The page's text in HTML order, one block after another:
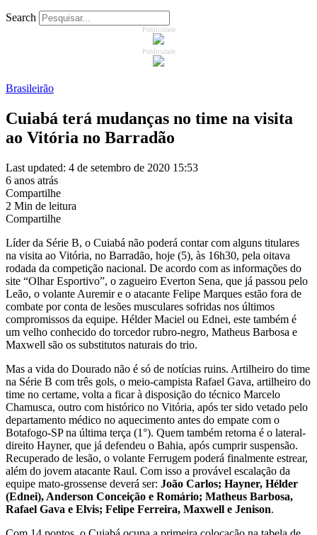
Search
Publicidade
Publicidade
Brasileirão
Cuiabá terá mudanças no time na visita
ao Vitória no Barradão
Last updated: 4 de setembro de 2020 15:53
6 anos atrás
Compartilhe
2 Min de leitura
Compartilhe
Líder da Série B, o Cuiabá não poderá contar com alguns titulares
na visita ao Vitória, no Barradão, hoje (5), às 16h30, pela oitava
rodada da competição nacional. De acordo com as informações do
site “Olhar Esportivo”, o zagueiro Everton Sena, que já passou pelo
Leão, o volante Auremir e o atacante Felipe Marques estão fora de
combate por conta de lesões musculares sofridas nos últimos
compromissos da equipe. Hélder Maciel ou Ednei, este também é
um velho conhecido do torcedor rubro-negro, Matheus Barbosa e
Maxwell são os substitutos naturais do trio.
Mas a vida do Dourado não é só de notícias ruins. Artilheiro do time
na Série B com três gols, o meio-campista Rafael Gava, artilheiro do
time no certame, volta a ficar à disposição do técnico Marcelo
Chamusca, outro com histórico no Vitória, após ter sido vetado pelo
departamento médico no aquecimento antes do empate com o
Botafogo-SP na última terça (1°). Quem também retorna é o lateral-
direito Hayner, que já defendeu o Bahia, após cumprir suspensão.
Recuperado de lesão, o volante Ferrugem poderá finalmente estrear,
além do jovem atacante Raul. Com isso a provável escalação da
equipe mato-grossense deverá ser: João Carlos; Hayner, Hélder
(Ednei), Anderson Conceição e Romário; Matheus Barbosa,
Rafael Gava e Elvis; Felipe Ferreira, Maxwell e Jenison.